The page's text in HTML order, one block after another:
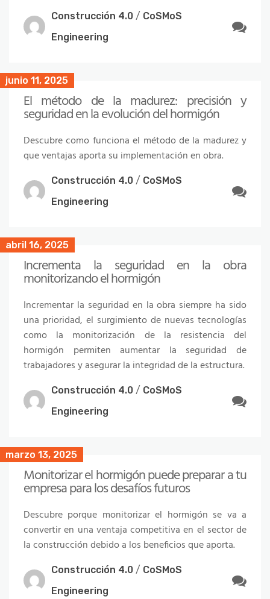
Construcción 4.0 / CoSMoS
Engineering
junio 11, 2025
El método de la madurez: precisión y
seguridad en la evolución del hormigón
Descubre como funciona el método de la madurez y
que ventajas aporta su implementación en obra.
Construcción 4.0 / CoSMoS
Engineering
abril 16, 2025
Incrementa la seguridad en la obra
monitorizando el hormigón
Incrementar la seguridad en la obra siempre ha sido
una prioridad, el surgimiento de nuevas tecnologías
como la monitorización de la resistencia del
hormigón permiten aumentar la seguridad de
trabajadores y asegurar la integridad de la estructura.
Construcción 4.0 / CoSMoS
Engineering
marzo 13, 2025
Monitorizar el hormigón puede preparar a tu
empresa para los desafíos futuros
Descubre porque monitorizar el hormigón se va a
convertir en una ventaja competitiva en el sector de
la construcción debido a los beneficios que aporta.
Construcción 4.0 / CoSMoS
Engineering